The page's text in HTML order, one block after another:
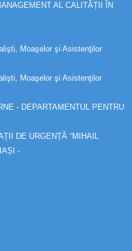
AL CALITĂȚII ÎN
Moaşelor şi Asistenţilor
Moaşelor şi Asistenţilor
- DEPARTAMENTUL PENTRU
DE URGENȚĂ “MIHAIL
-